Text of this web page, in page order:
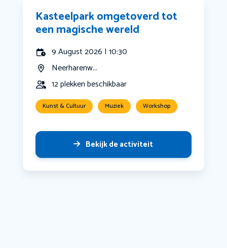
Kasteelpark omgetoverd tot
een magische wereld
9 August 2026 | 10:30
Neerharenw...
12 plekken beschikbaar
Kunst & Cultuur Muziek Workshop
Bekijk de activiteit